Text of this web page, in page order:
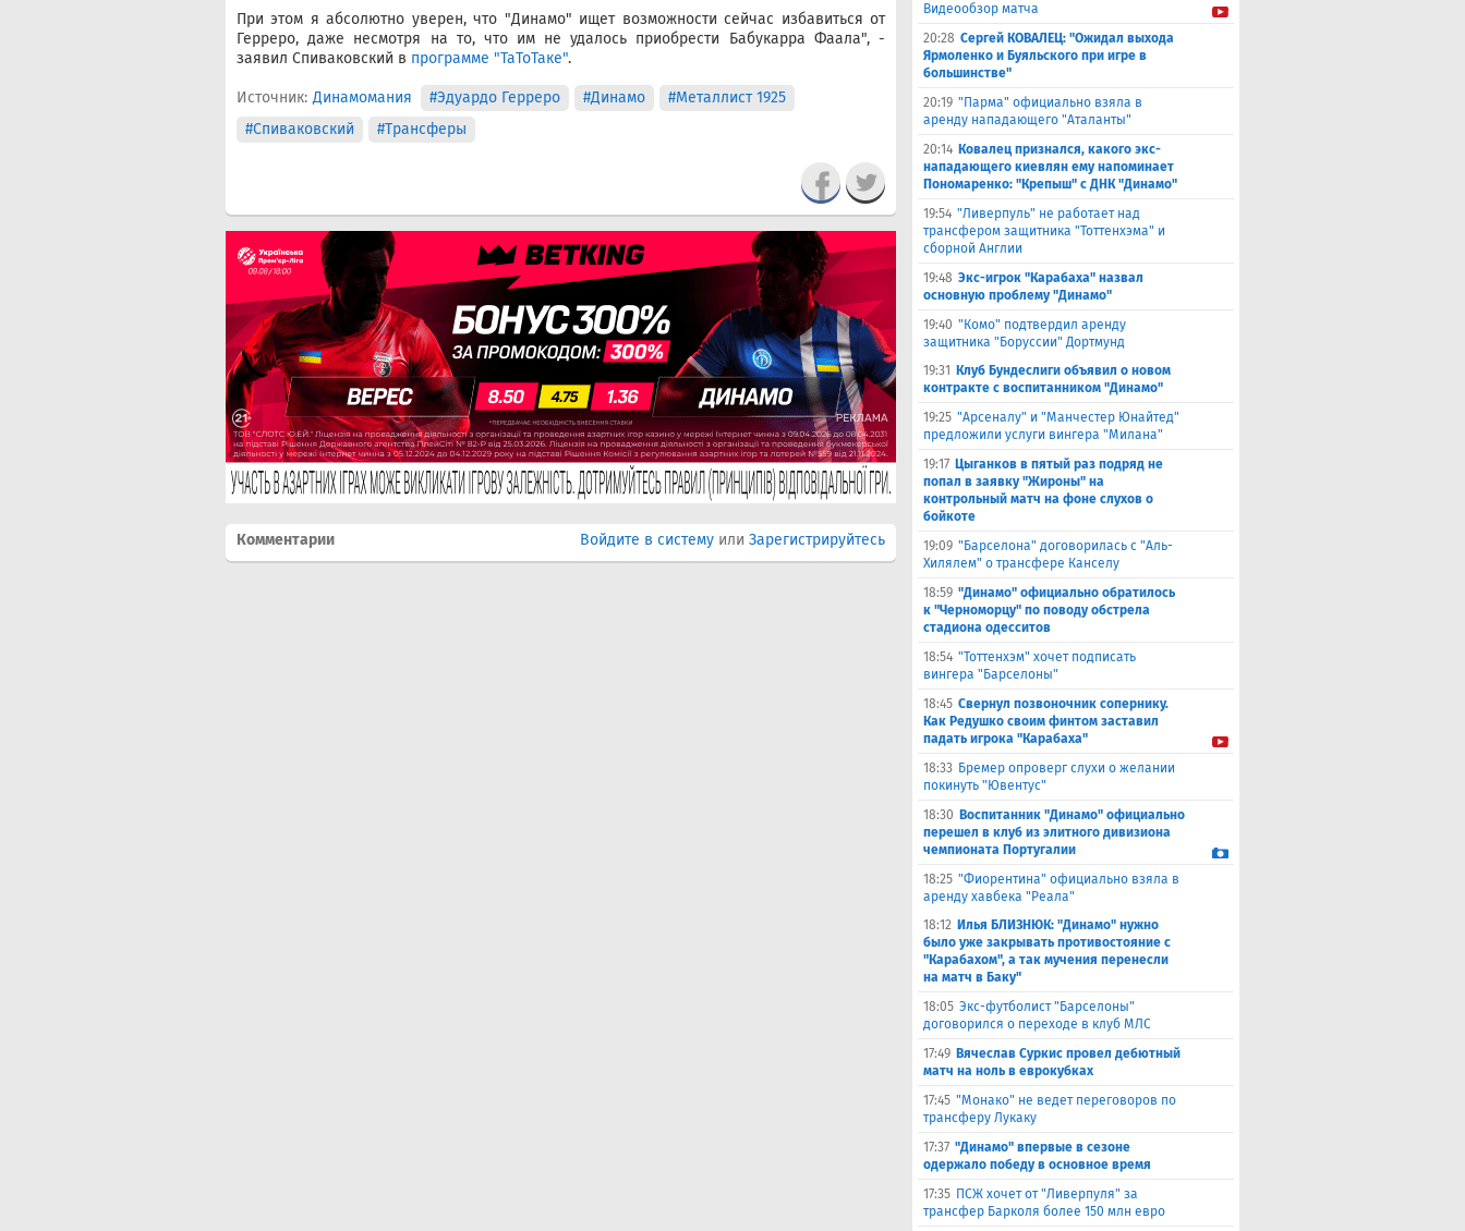
При этом я абсолютно уверен, что "Динамо" ищет возможности сейчас избавиться от
Герреро, даже несмотря на то, что им не удалось приобрести Бабукарра Фаала", -
заявил Спиваковский в программе "ТаТоТаке".
Источник: Динамомания #Эдуардо Герреро #Динамо
#Металлист 1925
#Спиваковский
#Трансферы
Комментарии Войдите в систему или Зарегистрируйтесь
Видеообзор матча
20:28 Сергей КОВАЛЕЦ: "Ожидал выхода
Ярмоленко и Буяльского при игре в
большинстве"
20:19 "Парма" официально взяла в
аренду нападающего "Аталанты"
20:14 Ковалец признался, какого экс-
нападающего киевлян ему напоминает
Пономаренко: "Крепыш" с ДНК "Динамо"
19:54 "Ливерпуль" не работает над
трансфером защитника "Тоттенхэма" и
сборной Англии
19:48 Экс-игрок "Карабаха" назвал
основную проблему "Динамо"
19:40 "Комо" подтвердил аренду
защитника "Боруссии" Дортмунд
19:31
Клуб Бундеслиги объявил о новом
контракте с воспитанником "Динамо"
19:25 "Арсеналу" и "Манчестер Юнайтед"
предложили услуги вингера "Милана"
19:17 Цыганков в пятый раз подряд не
попал в заявку "Жироны" на
контрольный матч на фоне слухов о
бойкоте
19:09 "Барселона" договорилась с "Аль-
Хилялем" о трансфере Канселу
18:59 "Динамо" официально обратилось
к "Черноморцу" по поводу обстрела
стадиона одесситов
18:54 "Тоттенхэм" хочет подписать
вингера "Барселоны"
18:45 Свернул позвоночник сопернику.
Как Редушко своим финтом заставил
падать игрока "Карабаха"
18:33 Бремер опроверг слухи о желании
покинуть "Ювентус"
18:30 Воспитанник "Динамо" официально
перешел в клуб из элитного дивизиона
чемпионата Португалии
18:25 "Фиорентина" официально взяла в
аренду хавбека "Реала"
18:12 Илья БЛИЗНЮК: "Динамо" нужно
было уже закрывать противостояние с
"Карабахом", а так мучения перенесли
на матч в Баку"
18:05 Экс-футболист "Барселоны"
договорился о переходе в клуб МЛС
17:49 Вячеслав Суркис провел дебютный
матч на ноль в еврокубках
17:45 "Монако" не ведет переговоров по
трансферу Лукаку
17:37 "Динамо" впервые в сезоне
одержало победу в основное время
17:35 ПСЖ хочет от "Ливерпуля" за
трансфер Барколя более 150 млн евро